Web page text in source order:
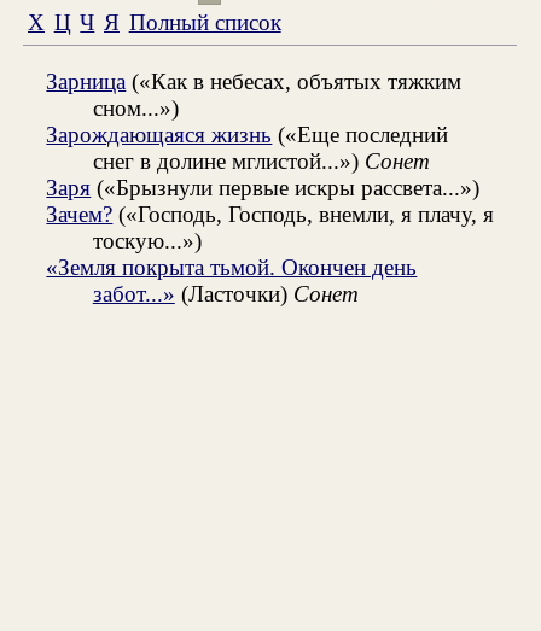
Х Ц Ч Я Полный список
Зарница («Как в небесах, объятых тяжким
сном...»)
Зарождающаяся жизнь («Еще последний
снег в долине мглистой...») Сонет
Заря («Брызнули первые искры рассвета...»)
Зачем? («Господь, Господь, внемли, я плачу, я
тоскую...»)
«Земля покрыта тьмой. Окончен день
забот...» (Ласточки) Сонет